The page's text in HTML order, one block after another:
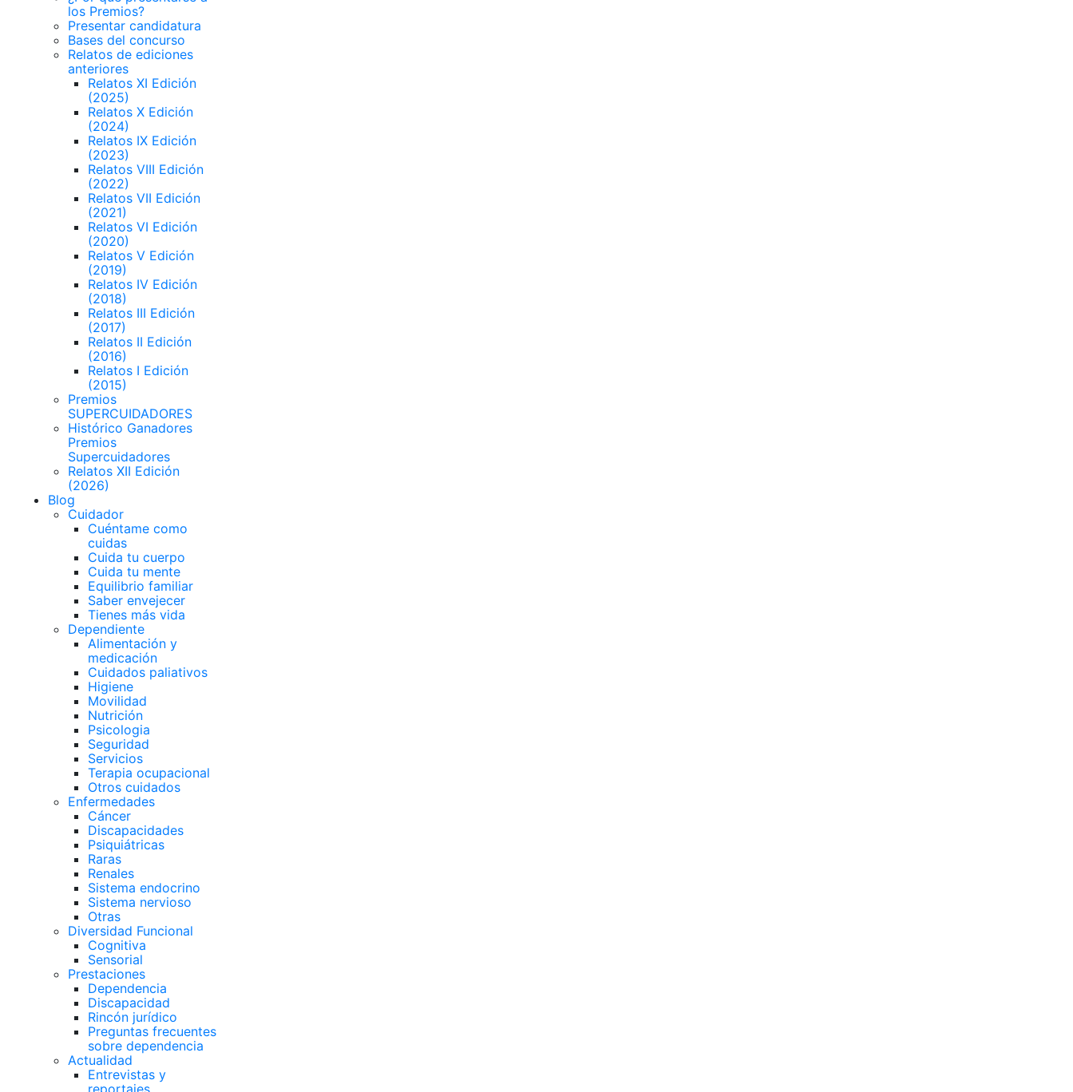
los Premios?
Presentar candidatura
Bases del concurso
Relatos de ediciones
anteriores
Relatos XI Edición
(2025)
Relatos X Edición
(2024)
Relatos IX Edición
(2023)
Relatos VIII Edición
(2022)
Relatos VII Edición
(2021)
Relatos VI Edición
(2020)
Relatos V Edición
(2019)
Relatos IV Edición
(2018)
Relatos III Edición
(2017)
Relatos II Edición
(2016)
Relatos I Edición
(2015)
Premios
SUPERCUIDADORES
Histórico Ganadores
Premios
Supercuidadores
Relatos XII Edición
(2026)
Blog
Cuidador
Cuéntame como
cuidas
Cuida tu cuerpo
Cuida tu mente
Equilibrio familiar
Saber envejecer
Tienes más vida
Dependiente
Alimentación y
medicación
Cuidados paliativos
Higiene
Movilidad
Nutrición
Psicologia
Seguridad
Servicios
Terapia ocupacional
Otros cuidados
Enfermedades
Cáncer
Discapacidades
Psiquiátricas
Raras
Renales
Sistema endocrino
Sistema nervioso
Otras
Diversidad Funcional
Cognitiva
Sensorial
Prestaciones
Dependencia
Discapacidad
Rincón jurídico
Preguntas frecuentes
sobre dependencia
Actualidad
Entrevistas y
reportajes